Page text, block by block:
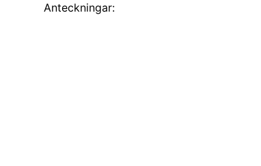
Anteckningar: